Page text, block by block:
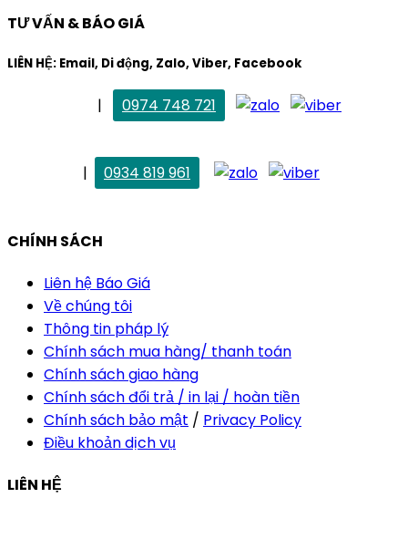
TƯ VẤN & BÁO GIÁ
LIÊN HỆ: Email, Di động, Zalo, Viber, Facebook
|
0974 748 721
|
0934 819 961
CHÍNH SÁCH
Liên hệ Báo Giá
Về chúng tôi
Thông tin pháp lý
Chính sách mua hàng/ thanh toán
Chính sách giao hàng
Chính sách đổi trả / in lại / hoàn tiền
Chính sách bảo mật / Privacy Policy
Điều khoản dịch vụ
LIÊN HỆ